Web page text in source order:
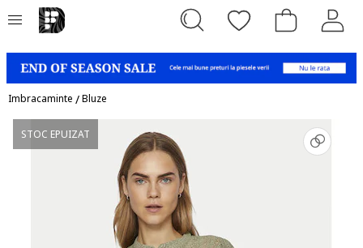
Imbracaminte /Bluze
STOC EPUIZAT